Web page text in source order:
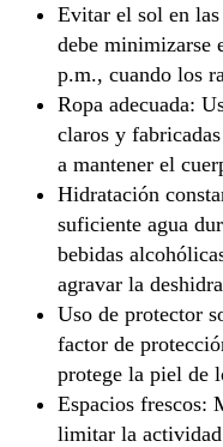
Evitar el sol en
debe minimizarse
p.m., cuando los
Ropa adecuada:
claros y
a mantener el
Hidratación
suficiente agua
bebidas
agravar la
Uso de protector
factor de
protege la piel de
Espacios frescos:
limitar la actividad